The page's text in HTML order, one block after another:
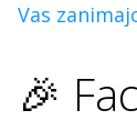
Vas
🎉